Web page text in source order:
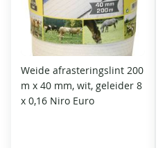
Weide afrasteringslint 200
m x 40 mm, wit, geleider 8
x 0,16 Niro Euro